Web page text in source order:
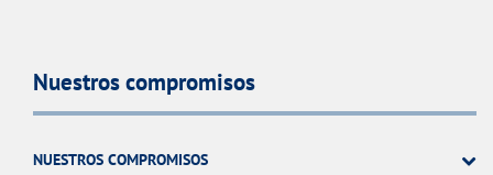
Nuestros compromisos
NUESTROS COMPROMISOS